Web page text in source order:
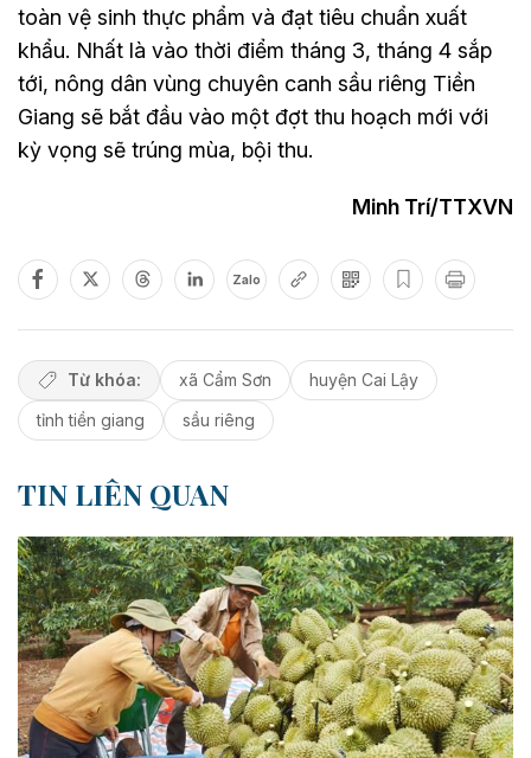
toàn vệ sinh thực phẩm và đạt tiêu chuẩn xuất
khẩu. Nhất là vào thời điểm tháng 3, tháng 4 sắp
tới, nông dân vùng chuyên canh sầu riêng Tiền
Giang sẽ bắt đầu vào một đợt thu hoạch mới với
kỳ vọng sẽ trúng mùa, bội thu.
Minh Trí/TTXVN
Zalo
Từ khóa: xã Cẩm Sơn
huyện Cai Lậy
tỉnh tiền giang
sầu riêng
TIN LIÊN QUAN